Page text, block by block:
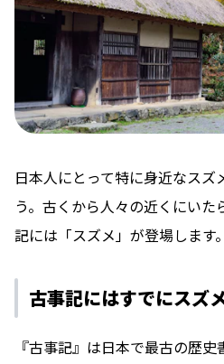
日本人にとって特に身近なスズ
う。古くから人々の近くにい
記には「スズメ」が登場します。
古事記にはすでにスズ
『古事記』は日本で最古の歴